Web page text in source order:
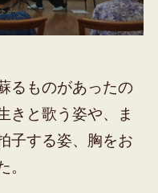
るものがあったの
きと歌う姿や、ま
子する姿、胸をお
。